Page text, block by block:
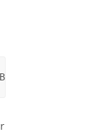
- 1.18 * Band7